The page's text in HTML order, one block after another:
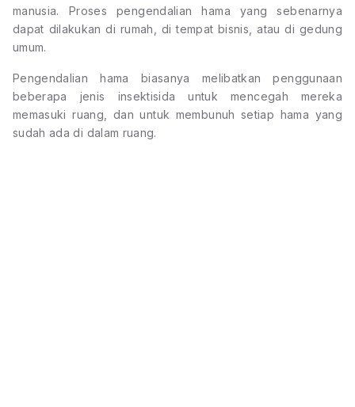
manusia. Proses pengendalian hama yang sebenarnya
dapat dilakukan di rumah, di tempat bisnis, atau di gedung
umum.
Pengendalian hama biasanya melibatkan penggunaan
beberapa jenis insektisida untuk mencegah mereka
memasuki ruang, dan untuk membunuh setiap hama yang
sudah ada di dalam ruang.